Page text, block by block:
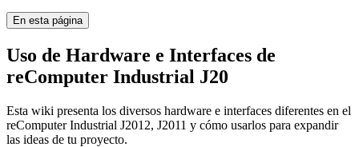
En esta página
Uso de Hardware e Interfaces de
reComputer Industrial J20
Esta wiki presenta los diversos hardware e interfaces diferentes en el
reComputer Industrial J2012, J2011 y cómo usarlos para expandir
las ideas de tu proyecto.